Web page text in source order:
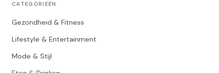
CATEGORIEËN
Gezondheid & Fitness
Lifestyle & Entertainment
Mode & Stijl